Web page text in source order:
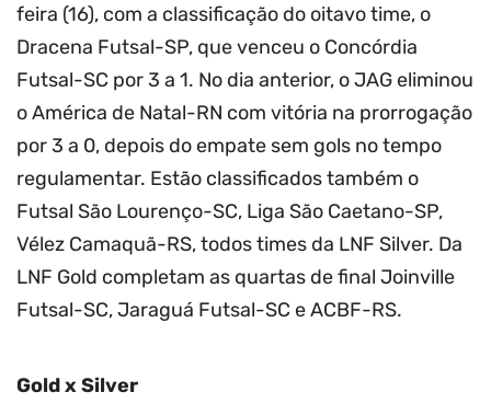
feira (16), com a classificação do oitavo time, o
Dracena Futsal-SP, que venceu o Concórdia
Futsal-SC por 3 a 1. No dia anterior, o JAG eliminou
o América de Natal-RN com vitória na prorrogação
por 3 a 0, depois do empate sem gols no tempo
regulamentar. Estão classificados também o
Futsal São Lourenço-SC, Liga São Caetano-SP,
Vélez Camaquã-RS, todos times da LNF Silver. Da
LNF Gold completam as quartas de final Joinville
Futsal-SC, Jaraguá Futsal-SC e ACBF-RS.
Gold x Silver